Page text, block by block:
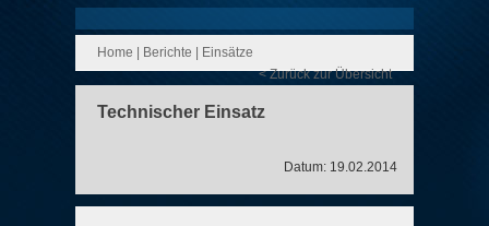
Home Berichte
Einsätze
< Zurück zur Übersicht
Technischer Einsatz
Datum: 19.02.2014